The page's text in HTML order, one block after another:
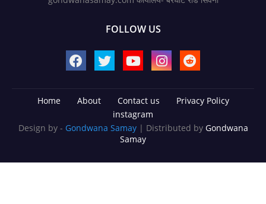
FOLLOW US
Home About Contact us
Privacy Policy
instagram
Design by - Gondwana Samay | Distributed by Gondwana
Samay